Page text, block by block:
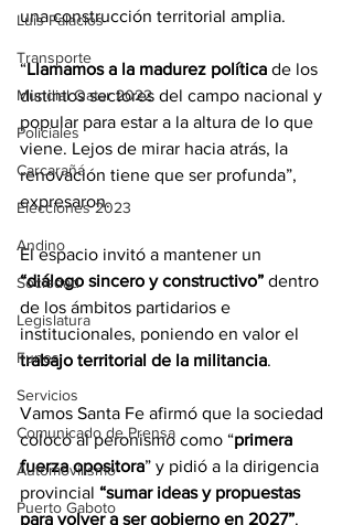
Luis Palacios
Transporte
Mundial Qatar 2022
Policiales
Carcarañá
Elecciones 2023
Andino
Sociedad
Legislatura
Funes
Servicios
Comunicado de Prensa
Automovilismo
Puerto Gaboto
una construcción territorial amplia.
“Llamamos a la madurez política de los
distintos sectores del campo nacional y
popular para estar a la altura de lo que
viene. Lejos de mirar hacia atrás, la
renovación tiene que ser profunda”,
expresaron.
El espacio invitó a mantener un
“diálogo sincero y constructivo” dentro
de los ámbitos partidarios e
institucionales, poniendo en valor el
trabajo territorial de la militancia.
Vamos Santa Fe afirmó que la sociedad
colocó al peronismo como “primera
fuerza opositora” y pidió a la dirigencia
provincial “sumar ideas y propuestas
para volver a ser gobierno en 2027”.